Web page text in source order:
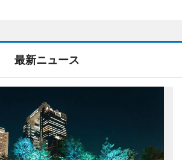
最新ニュース